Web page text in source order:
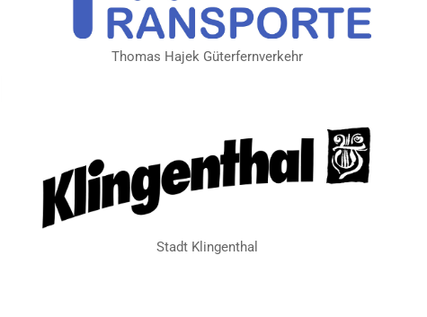
Thomas Hajek Güterfernverkehr
Stadt Klingenthal